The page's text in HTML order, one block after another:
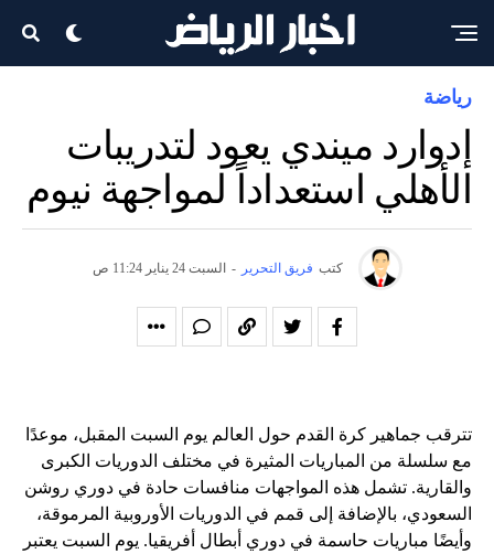
رياضة
إدوارد ميندي يعود لتدريبات
الأهلي استعداداً لمواجهة نيوم
كتب فريق التحرير - السبت 24 يناير 11:24 ص
تترقب جماهير كرة القدم حول العالم يوم السبت المقبل، موعدًا
مع سلسلة من المباريات المثيرة في مختلف الدوريات الكبرى
والقارية. تشمل هذه المواجهات منافسات حادة في دوري روشن
السعودي، بالإضافة إلى قمم في الدوريات الأوروبية المرموقة،
وأيضًا مباريات حاسمة في دوري أبطال أفريقيا. يوم السبت يعتبر